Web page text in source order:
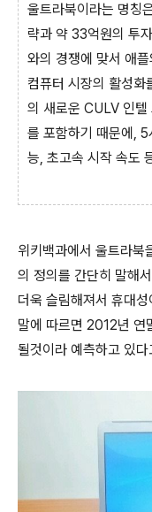
울트라북이라는 명칭
략과 약 33억원의 투
와의 경쟁에 맞서 애
컴퓨터 시장의 활성화
의 새로운 CULV 인
를 포함하기 때문에,
능, 초고속 시작 속도
위키백과에서 울트라북
의 정의를 간단히 말해
더욱 슬림해져서 휴대
말에 따르면 2012년 연
될것이라 예측하고 있다